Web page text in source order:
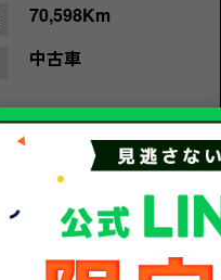
70,598Km
中古車